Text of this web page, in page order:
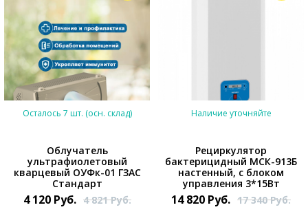
Осталось 7 шт. (осн. склад)
Облучатель
ультрафиолетовый
кварцевый ОУФк-01 ГЗАС
Стандарт
4 120 Руб. 4 821Руб. *}
Наличие уточняйте
Рециркулятор
бактерицидный МСК-913Б
настенный, с блоком
управления 3*15Вт
14 820 Руб. 17 340Руб.